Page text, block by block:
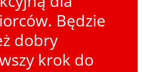
Będzie
dobry
krok do